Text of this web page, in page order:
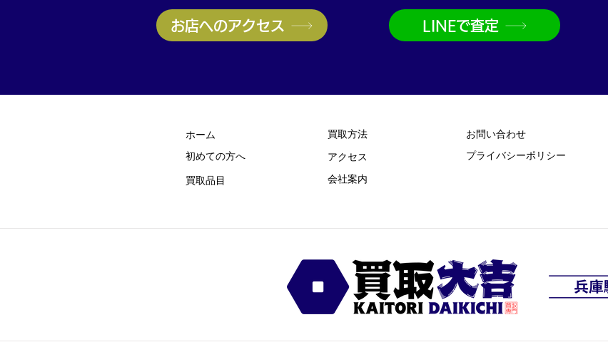
吉兵庫駅前店
庫駅前店
お店へのアクセス LINEで査定
ホーム
初めての方​へ
買取品目
買取方法
​アクセス
お問い合わせ
プライバシーポリシー
​会社案内